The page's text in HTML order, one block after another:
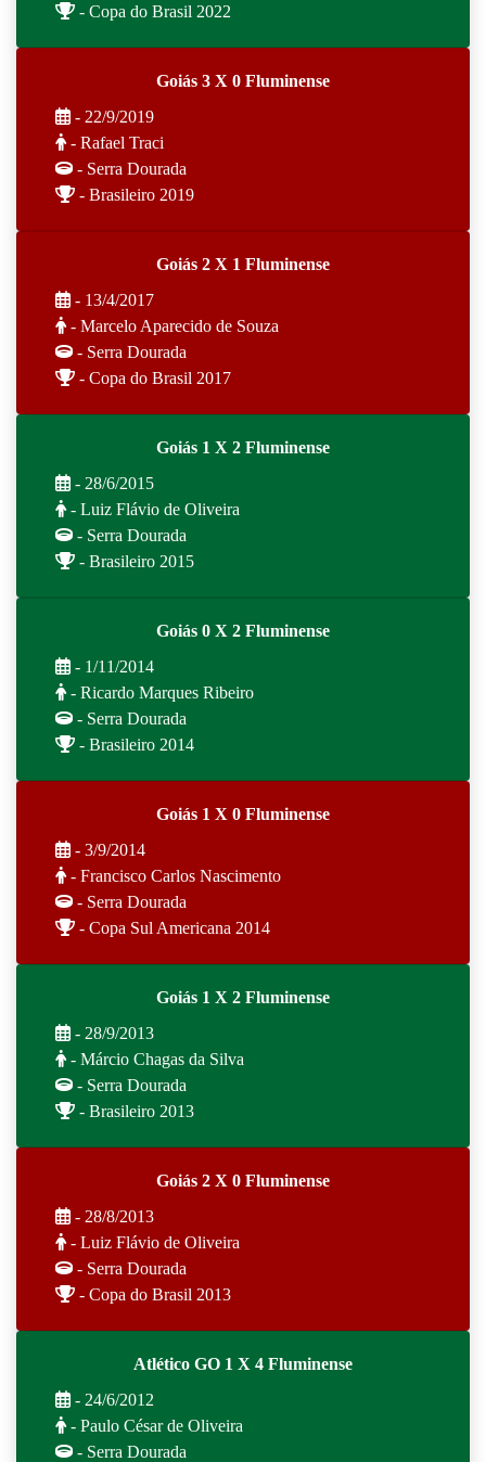
- Copa do Brasil 2022
Goiás 3 X 0 Fluminense
- 22/9/2019
- Rafael Traci
- Serra Dourada
- Brasileiro 2019
Goiás 2 X 1 Fluminense
- 13/4/2017
- Marcelo Aparecido de Souza
- Serra Dourada
- Copa do Brasil 2017
Goiás 1 X 2 Fluminense
- 28/6/2015
- Luiz Flávio de Oliveira
- Serra Dourada
- Brasileiro 2015
Goiás 0 X 2 Fluminense
- 1/11/2014
- Ricardo Marques Ribeiro
- Serra Dourada
- Brasileiro 2014
Goiás 1 X 0 Fluminense
- 3/9/2014
- Francisco Carlos Nascimento
- Serra Dourada
- Copa Sul Americana 2014
Goiás 1 X 2 Fluminense
- 28/9/2013
- Márcio Chagas da Silva
- Serra Dourada
- Brasileiro 2013
Goiás 2 X 0 Fluminense
- 28/8/2013
- Luiz Flávio de Oliveira
- Serra Dourada
- Copa do Brasil 2013
Atlético GO 1 X 4 Fluminense
- 24/6/2012
- Paulo César de Oliveira
- Serra Dourada